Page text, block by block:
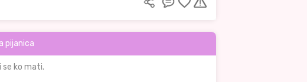
pijanica
se ko mati.